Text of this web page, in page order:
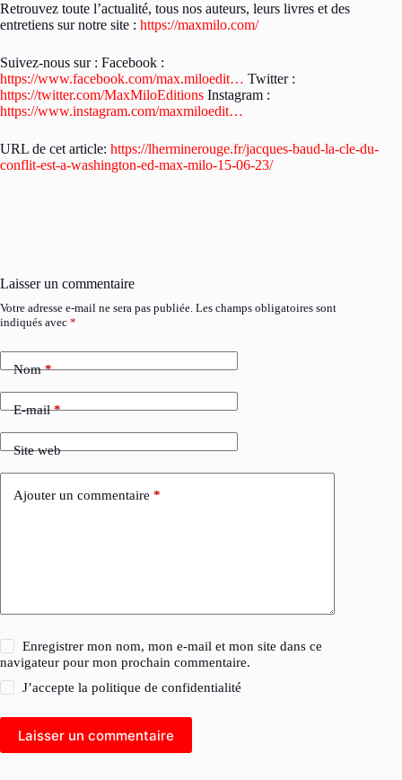
Retrouvez toute l’actualité, tous nos auteurs, leurs livres et des
entretiens sur notre site : https://maxmilo.com/
Suivez-nous sur : Facebook :
https://www.facebook.com/max.miloedit… Twitter :
https://twitter.com/MaxMiloEditions Instagram :
https://www.instagram.com/maxmiloedit…
URL de cet article: https://lherminerouge.fr/jacques-baud-la-cle-du-
conflit-est-a-washington-ed-max-milo-15-06-23/
Laisser un commentaire
Votre adresse e-mail ne sera pas publiée. Les champs obligatoires sont
indiqués avec *
Nom*
E-mail*
Site web
Ajouter un commentaire *
Enregistrer mon nom, mon e-mail et mon site dans ce
navigateur pour mon prochain commentaire.
J’accepte lapolitique de confidentialité
Laisser un commentaire